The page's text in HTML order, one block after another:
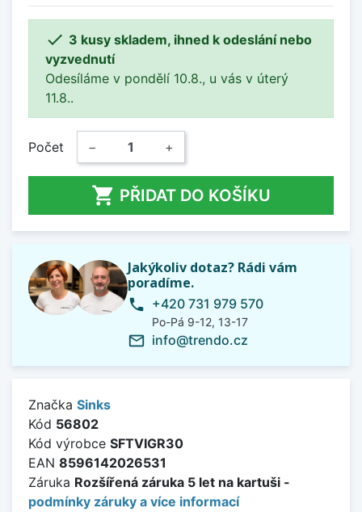
 3 kusy skladem, ihned k odeslání nebo
vyzvednutí
Odesíláme v pondělí 10.8., u vás v úterý
11.8..
Počet − +
 PŘIDAT DO KOŠÍKU
Jakýkoliv dotaz? Rádi vám
poradíme.
phone +420 731 979 570
Po-Pá 9-12, 13-17
mail_outline info@trendo.cz
Značka Sinks
Kód 56802
Kód výrobce SFTVIGR30
EAN 8596142026531
Záruka Rozšířená záruka 5 let na kartuši -
podmínky záruky a více informací